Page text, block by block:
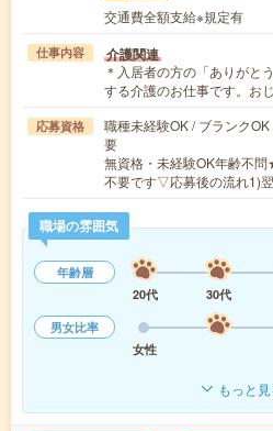
交通費全額支給※規定有
仕事内容 介護関連
＊入居者の方の「ありがと
する介護のお仕事です。お
応募資格
職種未経験OK / ブランク
要
無資格・未経験OK年齢不
不要です▽応募後の流れ1)
職場の雰囲気
年齢層
20代
30代
男女比率
女性
もっと